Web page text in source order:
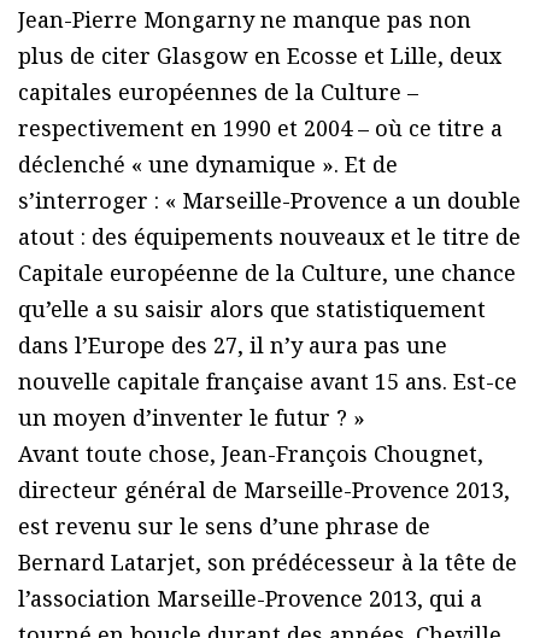
Jean-Pierre Mongarny ne manque pas non
plus de citer Glasgow en Ecosse et Lille, deux
capitales européennes de la Culture –
respectivement en 1990 et 2004 – où ce titre a
déclenché « une dynamique ». Et de
s’interroger : « Marseille-Provence a un double
atout : des équipements nouveaux et le titre de
Capitale européenne de la Culture, une chance
qu’elle a su saisir alors que statistiquement
dans l’Europe des 27, il n’y aura pas une
nouvelle capitale française avant 15 ans. Est-ce
un moyen d’inventer le futur ? »
Avant toute chose, Jean-François Chougnet,
directeur général de Marseille-Provence 2013,
est revenu sur le sens d’une phrase de
Bernard Latarjet, son prédécesseur à la tête de
l’association Marseille-Provence 2013, qui a